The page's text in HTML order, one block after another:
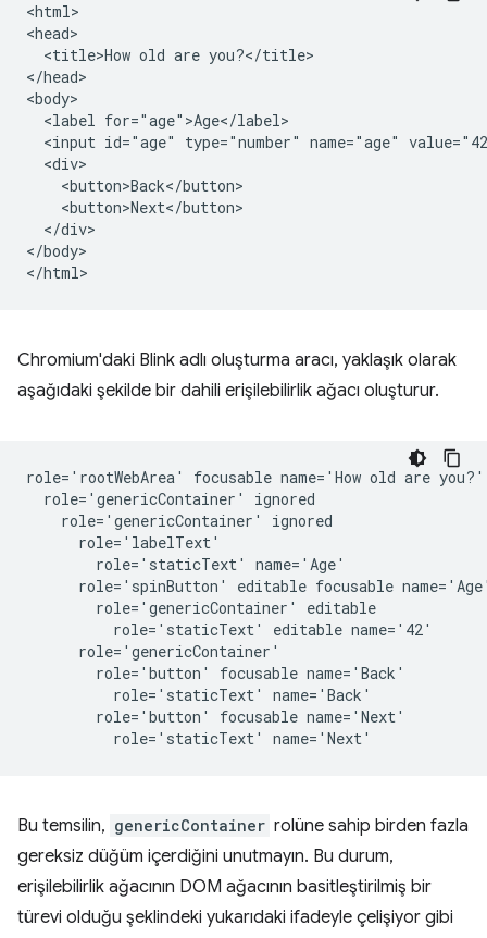
<html>
<head>
  <title>How old are you?</title>
</head>
<body>
  <label for="age">Age</label>
<input id="age" type="number" name="age"
  <div>
    <button>Back</button>
    <button>Next</button>
  </div>
</body>
Chromium'daki Blink adlı oluşturma aracı, yaklaşık olarak
aşağıdaki şekilde bir dahili erişilebilirlik ağacı oluşturur.
role='rootWebArea' focusable name='How old are you?'
  role='genericContainer' ignored
    role='genericContainer' ignored
      role='labelText'
        role='staticText' name='Age'
role='spinButton' editable focusable
        role='genericContainer' editable
          role='staticText' editable name='42'
      role='genericContainer'
        role='button' focusable name='Back'
          role='staticText' name='Back'
        role='button' focusable name='Next'
Bu temsilin, genericContainer rolüne sahip birden fazla
gereksiz düğüm içerdiğini unutmayın. Bu durum,
erişilebilirlik ağacının DOM ağacının basitleştirilmiş bir
türevi olduğu şeklindeki yukarıdaki ifadeyle çelişiyor gibi